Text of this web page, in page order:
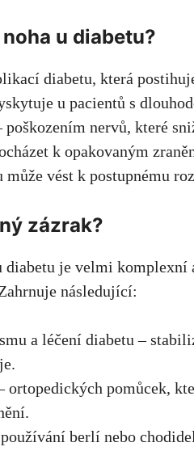
⁢u diabetu?
diabetu, která
u pacientů s
poškozením ⁣nervů, které
k opakovaným
může vést k postupnému
zázrak?
​diabetu je velmi komplexní
následující:
a léčení diabetu‍ –
ortopedických pomůcek,
berlí nebo